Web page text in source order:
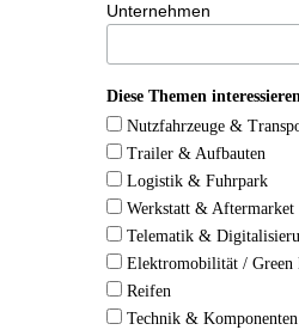
Unternehmen
Diese Themen
Nutzfahrzeuge &
Trailer & Aufbauten
Logistik & Fuhrpark
Werkstatt & Aftermarket
Telematik &
Elektromobilität / Green
Reifen
Technik & Komponenten